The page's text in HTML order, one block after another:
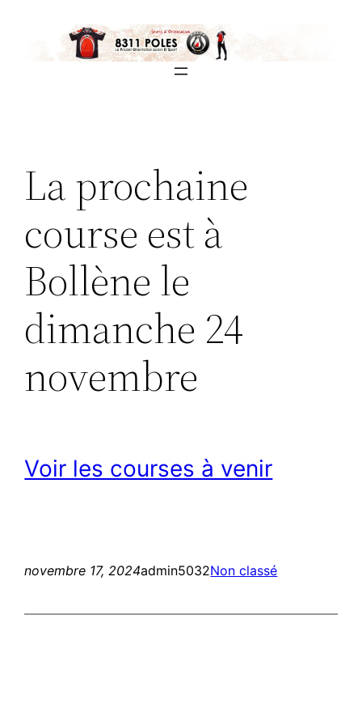
contenu
La prochaine
course est à
Bollène le
dimanche 24
novembre
Voir les courses à venir
novembre 17, 2024admin5032Non classé